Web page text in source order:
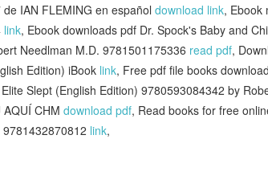
IAN FLEMING en español download link, Ebook
link, Ebook downloads pdf Dr. Spock's Baby and
Needlman M.D. 9781501175336 read pdf,
Edition) iBook link, Free pdf file books
Slept (English Edition) 9780593084342 by
AQUÍ CHM download pdf, Read books for free
link,